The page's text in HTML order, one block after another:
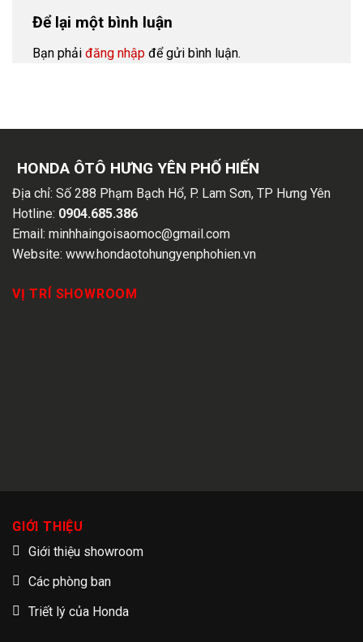
Để lại một bình luận
Bạn phải đăng nhập để gửi bình luận.
HONDA ÔTÔ HƯNG YÊN PHỐ HIẾN
Địa chỉ: Số 288 Phạm Bạch Hổ, P. Lam Sơn, TP Hưng Yên
Hotline: 0904.685.386
Email: minhhaingoisaomoc@gmail.com
Website: www.hondaotohungyenphohien.vn
VỊ TRÍ SHOWROOM
GIỚI THIỆU
Giới thiệu showroom
Các phòng ban
Triết lý của Honda